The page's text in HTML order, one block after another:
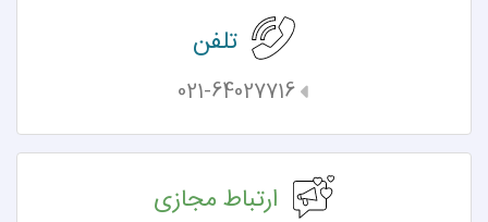
تلفن
021-64027716
ارتباط مجازی